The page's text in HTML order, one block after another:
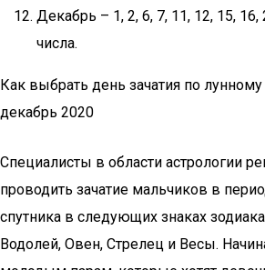
Декабрь – 1, 2, 6, 7, 11, 12, 15, 16,
числа.
Как выбрать день зачатия по
декабрь 2020
Специалисты в области астрологии
проводить зачатие мальчиков в
спутника в следующих знаках
Водолей, Овен, Стрелец и Весы.